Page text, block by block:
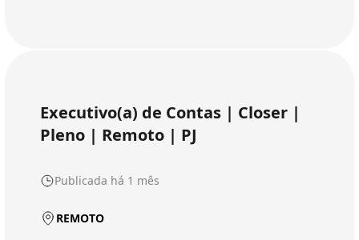
Executivo(a) de Contas | Closer |
Pleno | Remoto | PJ
Publicada há 1 mês
REMOTO